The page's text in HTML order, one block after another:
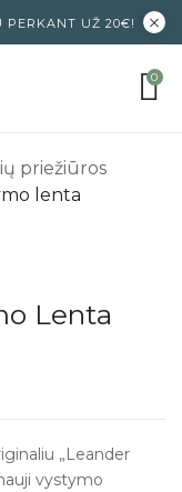
PERKANT UŽ 20€!
0
priežiūros
lenta
Lenta
„Leander
vystymo